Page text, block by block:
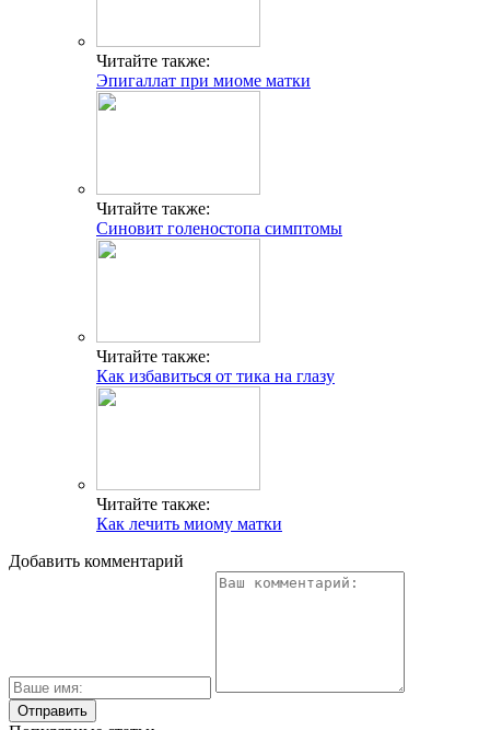
Читайте также:
Эпигаллат при миоме матки
Читайте также:
Синовит голеностопа симптомы
Читайте также:
Как избавиться от тика на глазу
Читайте также:
Как лечить миому матки
Добавить комментарий